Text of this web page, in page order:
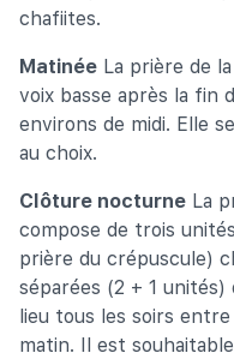
chafiites.
Matinée La prière de
voix basse après la fin
environs de midi. Elle
au choix.
Clôture nocturne La
compose de trois
prière du crépuscule)
séparées (2 + 1 unités)
lieu tous les soirs
matin. Il est